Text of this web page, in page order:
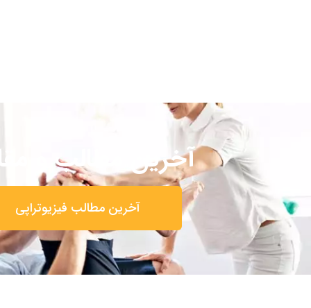
آخرین مطالب و
آخرین مطالب فیزیوتراپی